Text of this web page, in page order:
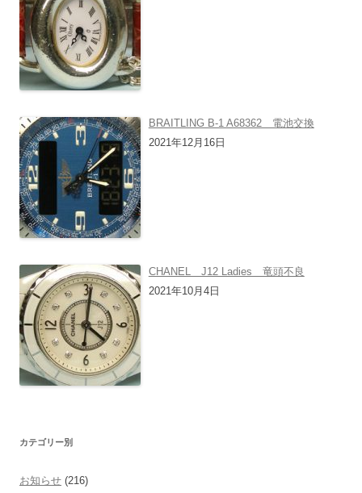
BRAITLING B-1 A68362 電池交換
2021年12月16日
CHANEL J12 Ladies 竜頭不良
2021年10月4日
カテゴリー別
お知らせ (216)